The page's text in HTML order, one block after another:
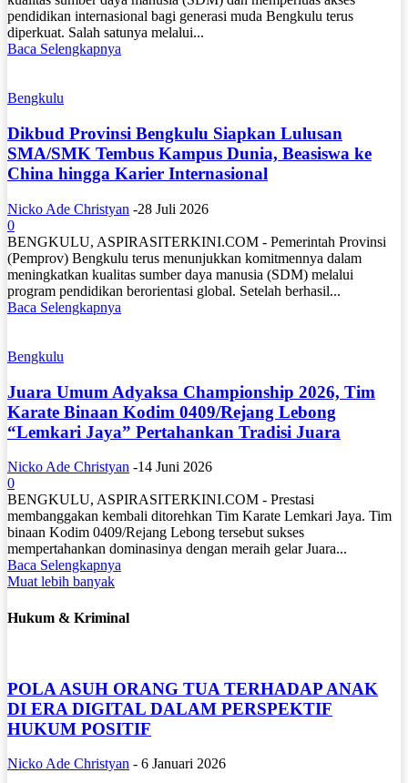
pendidikan internasional bagi generasi muda Bengkulu terus
diperkuat. Salah satunya melalui...
Baca Selengkapnya
Bengkulu
Dikbud Provinsi Bengkulu Siapkan Lulusan
SMA/SMK Tembus Kampus Dunia, Beasiswa ke
China hingga Karier Internasional
Nicko Ade Christyan -28 Juli 2026
0
BENGKULU, ASPIRASITERKINI.COM - Pemerintah Provinsi
(Pemprov) Bengkulu terus menunjukkan komitmennya dalam
meningkatkan kualitas sumber daya manusia (SDM) melalui
program pendidikan berorientasi global. Setelah berhasil...
Baca Selengkapnya
Bengkulu
Juara Umum Adyaksa Championship 2026, Tim
Karate Binaan Kodim 0409/Rejang Lebong
“Lemkari Jaya” Pertahankan Tradisi Juara
Nicko Ade Christyan -14 Juni 2026
0
BENGKULU, ASPIRASITERKINI.COM - Prestasi
membanggakan kembali ditorehkan Tim Karate Lemkari Jaya. Tim
binaan Kodim 0409/Rejang Lebong tersebut sukses
mempertahankan dominasinya dengan meraih gelar Juara...
Baca Selengkapnya
Muat lebih banyak
Hukum & Kriminal
POLA ASUH ORANG TUA TERHADAP ANAK
DI ERA DIGITAL DALAM PERSPEKTIF
HUKUM POSITIF
Nicko Ade Christyan - 6 Januari 2026